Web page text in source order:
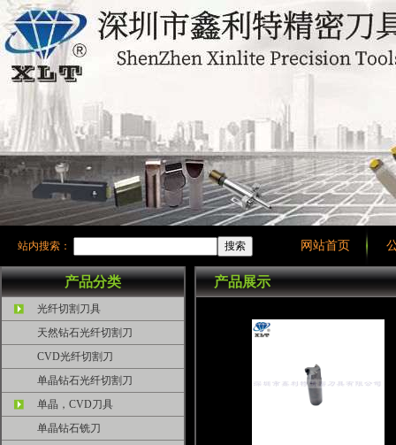
站内搜索： 网站首页
产品分类
光纤切割刀具
天然钻石光纤切割刀
CVD光纤切割刀
单晶钻石光纤切割刀
单晶，CVD刀具
单晶钻石铣刀
产品展示